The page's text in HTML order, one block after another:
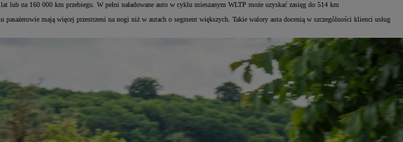
na 160 000 km przebiegu. W pełni naładowane auto w cyklu mieszanym WLTP może uzyskać zasięg do 514 km
mają więcej przestrzeni na nogi niż w autach o segment większych. Takie walory auta docenią w szczególności klienci usług